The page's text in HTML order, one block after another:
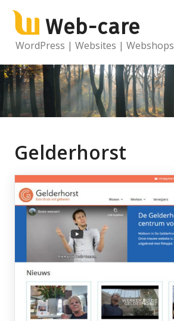
Ga
naar
Web-care
WordPress | Websites | Webshops
Gelderhorst